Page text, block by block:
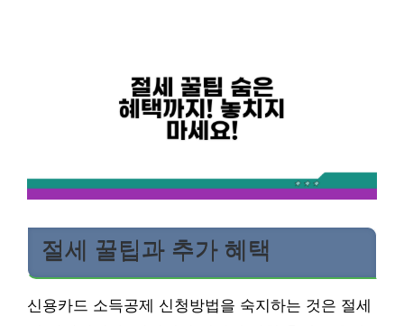
절세 꿀팁과 추가 혜택
신용카드 소득공제 신청방법을 숙지하는 것은 절세